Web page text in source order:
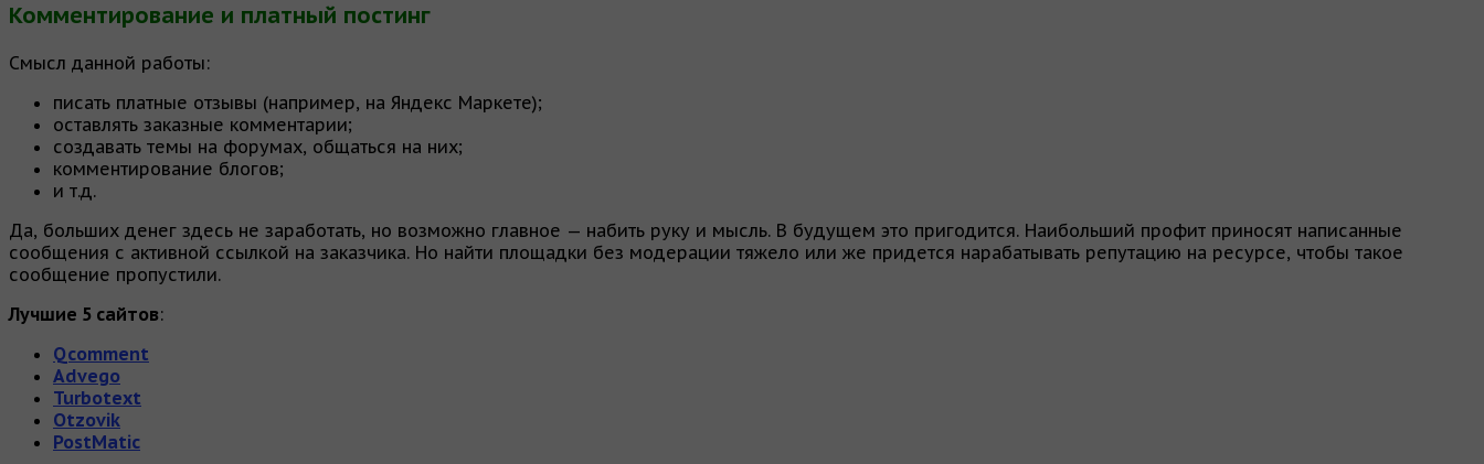
Комментирование и платный постинг
Смысл данной работы:
писать платные отзывы (например, на Яндекс Маркете);
оставлять заказные комментарии;
создавать темы на форумах, общаться на них;
комментирование блогов;
и т.д.
Да, больших денег здесь не заработать, но возможно главное — набить руку и мысль. В будущем это пригодится. Наибольший профит приносят написанные
сообщения с активной ссылкой на заказчика. Но найти площадки без модерации тяжело или же придется нарабатывать репутацию на ресурсе, чтобы такое
сообщение пропустили.
Лучшие 5 сайтов:
Qcomment
Advego
Turbotext
Otzovik
PostMatic